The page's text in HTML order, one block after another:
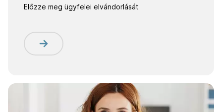
Előzze meg ügyfelei elvándorlását